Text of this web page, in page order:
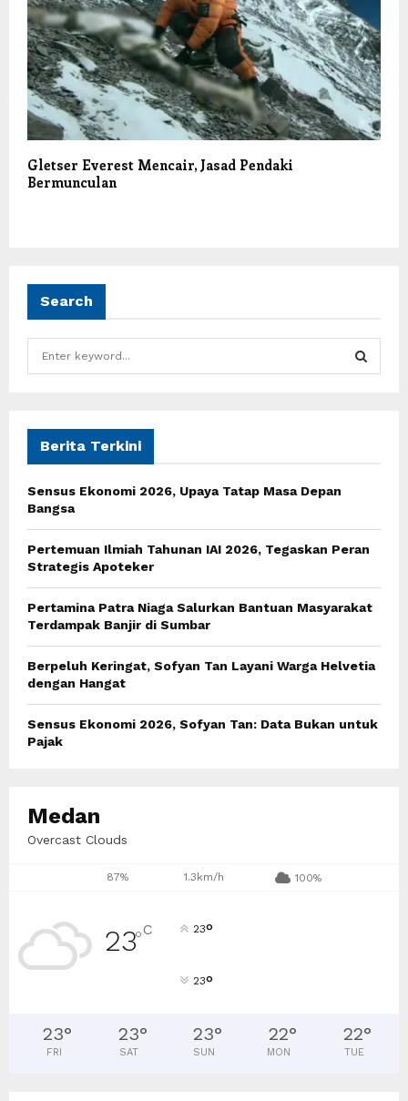
Gletser Everest Mencair, Jasad Pendaki
Bermunculan
Search
f
r
Berita Terkini
Sensus Ekonomi 2026, Upaya Tatap Masa Depan
Bangsa
Pertemuan Ilmiah Tahunan IAI 2026, Tegaskan Peran
Strategis Apoteker
Pertamina Patra Niaga Salurkan Bantuan Masyarakat
Terdampak Banjir di Sumbar
Berpeluh Keringat, Sofyan Tan Layani Warga Helvetia
dengan Hangat
Sensus Ekonomi 2026, Sofyan Tan: Data Bukan untuk
Pajak
Medan
Overcast Clouds
87% 1.3km/h 100%
23°C 23°
23°
23°
FRI
23°
SAT
23°
SUN
22°
MON
22°
TUE